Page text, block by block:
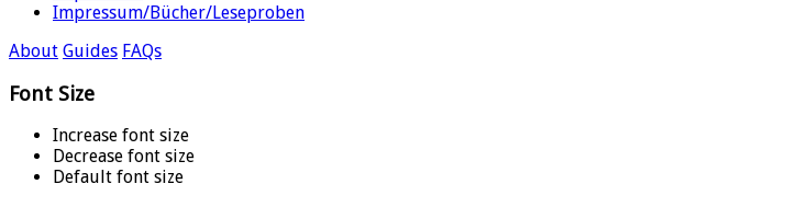
Impressum/Bücher/Leseproben
About Guides FAQs
Font Size
Increase font size
Decrease font size
Default font size